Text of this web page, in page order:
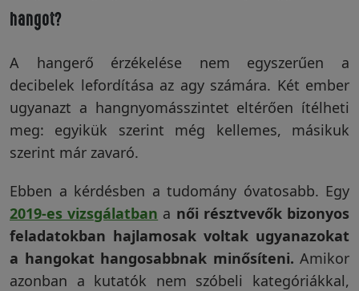
hangot?
A hangerő érzékelése nem egyszerűen a
decibelek lefordítása az agy számára. Két ember
ugyanazt a hangnyomásszintet eltérően ítélheti
meg: egyikük szerint még kellemes, másikuk
szerint már zavaró.
Ebben a kérdésben a tudomány óvatosabb. Egy
2019-es vizsgálatban a női résztvevők bizonyos
feladatokban hajlamosak voltak ugyanazokat
a hangokat hangosabbnak minősíteni. Amikor
azonban a kutatók nem szóbeli kategóriákkal,